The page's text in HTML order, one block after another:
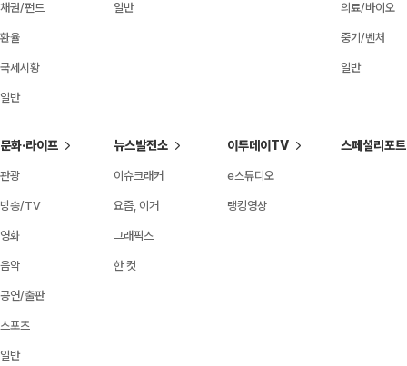
채권/펀드
환율
국제시황
일반
일반 의료/바이오
중기/벤처
일반
문화·라이프
관광
방송/TV
영화
음악
공연/출판
스포츠
일반
뉴스발전소
이슈크래커
요즘, 이거
그래픽스
한 컷
이투데이TV
e스튜디오
랭킹영상
스페셜리포트